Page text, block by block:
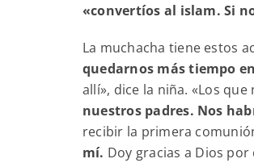
«convertíos al islam. Si
La muchacha tiene estos
quedarnos más tiempo
allí», dice la niña. «Los
nuestros padres. Nos
recibir la primera
mí. Doy gracias a Dios